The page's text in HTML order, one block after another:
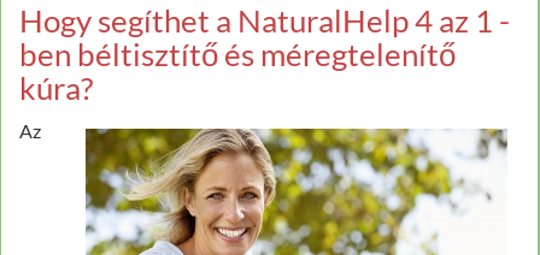
Hogy segíthet a NaturalHelp 4 az 1 -
ben béltisztítő és méregtelenítő
kúra?
Az